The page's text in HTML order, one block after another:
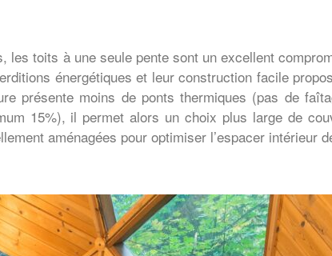
toits à une seule pente sont un excellent
énergétiques et leur construction facile
présente moins de ponts thermiques (pas de
15%), il permet alors un choix plus large de
aménagées pour optimiser l’espacer intérieur